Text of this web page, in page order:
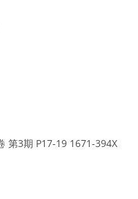
第3期 P17-19 1671-394X